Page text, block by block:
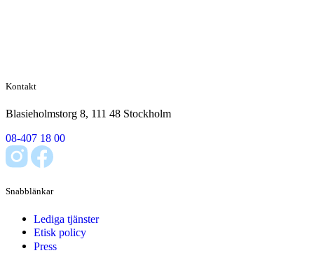
Kontakt
Blasieholmstorg 8, 111 48 Stockholm
08-407 18 00
Snabblänkar
Lediga tjänster
Etisk policy
Press